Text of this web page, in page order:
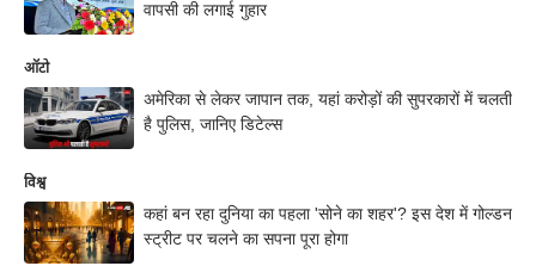
वापसी की लगाई गुहार
ऑटो
अमेरिका से लेकर जापान तक, यहां करोड़ों की सुपरकारों में चलती
है पुलिस, जानिए डिटेल्स
विश्व
कहां बन रहा दुनिया का पहला 'सोने का शहर'? इस देश में गोल्डन
स्ट्रीट पर चलने का सपना पूरा होगा